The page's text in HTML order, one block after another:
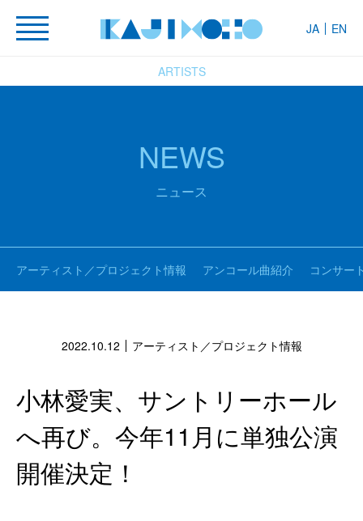
JA EN
ARTISTS
NEWS
ニュース
アーティスト／プロジェクト情報 アンコール曲紹介 コンサー
2022.10.12 アーティスト／プロジェクト情報
小林愛実、サントリーホール
へ再び。今年11月に単独公演
開催決定！